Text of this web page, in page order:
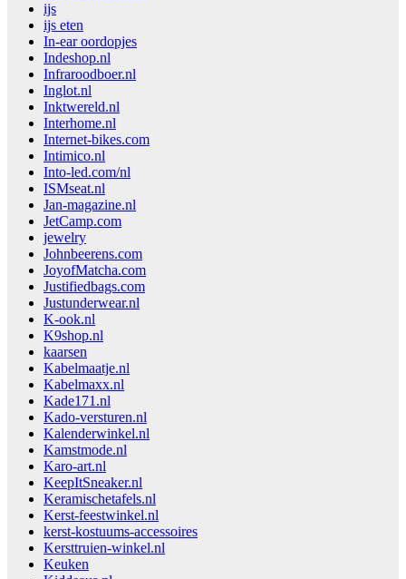
ijs
ijs eten
In-ear oordopjes
Indeshop.nl
Infraroodboer.nl
Inglot.nl
Inktwereld.nl
Interhome.nl
Internet-bikes.com
Intimico.nl
Into-led.com/nl
ISMseat.nl
Jan-magazine.nl
JetCamp.com
jewelry
Johnbeerens.com
JoyofMatcha.com
Justifiedbags.com
Justunderwear.nl
K-ook.nl
K9shop.nl
kaarsen
Kabelmaatje.nl
Kabelmaxx.nl
Kade171.nl
Kado-versturen.nl
Kalenderwinkel.nl
Kamstmode.nl
Karo-art.nl
KeepItSneaker.nl
Keramischetafels.nl
Kerst-feestwinkel.nl
kerst-kostuums-accessoires
Kersttruien-winkel.nl
Keuken